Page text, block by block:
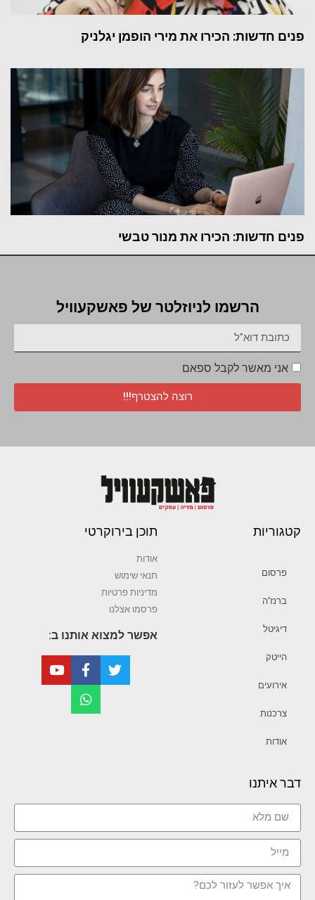
פנים חדשות: הכירו את מירי הופמן יגלניק
פנים חדשות: הכירו את מנור טבשי
הרשמו לניוזלטר של פאשקעוויל
אני מאשר לקבל ספאם
רוצה להצטרף!!!
קטגוריות
פרסום
ברנז’ה
דיגיטל
הייטק
אירועים
צרכנות
אודות
תוכן בירוקרטי
אודות
תנאי שימוש
מדיניות פרטיות
פרסמו אצלנו
אפשר למצוא אותנו ב:
דבר איתנו